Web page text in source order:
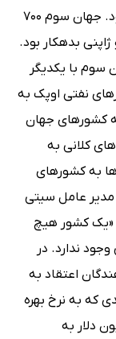
سوم، وضعیت ناامن و بی‌ثبات مالی آن‌ها بود. جهان سوم 700
ژاپنی بدهکار بود.
سوم با یکدیگر
نفتی اوپک به
کشورهای جهان
کلانی به
به کشورهای
مدیر عامل سیتی
«یک کشور هیچ
ندارد. در
اعتقاد به
که به نرخ بهره
دلار به